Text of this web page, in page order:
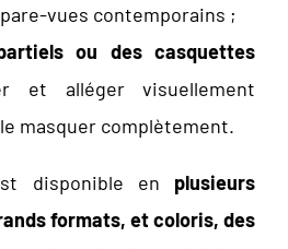
vues contemporains ;
ou des casquettes
et alléger visuellement
le masquer complètement.
disponible en plusieurs
formats, et coloris, des